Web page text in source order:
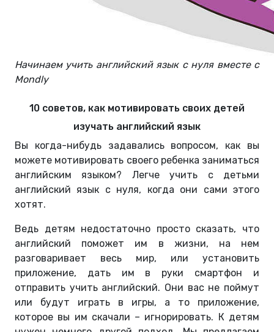
Начинаем учить английский язык с нуля вместе с
Mondly
10 советов, как мотивировать своих детей
изучать английский язык
Вы когда-нибудь задавались вопросом, как вы
можете мотивировать своего ребенка заниматься
английским языком? Легче учить с детьми
английский язык с нуля, когда они сами этого
хотят.
Ведь детям недостаточно просто сказать, что
английский поможет им в жизни, на нем
разговаривает весь мир, или установить
приложение, дать им в руки смартфон и
отправить учить английский. Они вас не поймут
или будут играть в игры, а то приложение,
которое вы им скачали – игнорировать. К детям